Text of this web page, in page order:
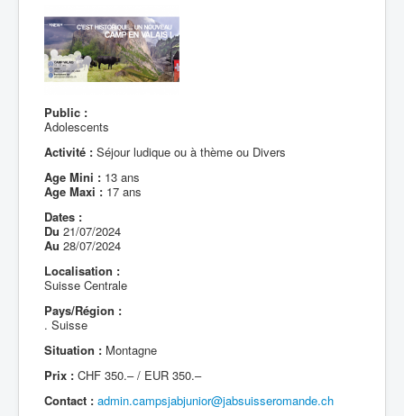
Public :
Adolescents
Activité : Séjour ludique ou à thème ou Divers
Age Mini : 13 ans
Age Maxi : 17 ans
Dates :
Du 21/07/2024
Au 28/07/2024
Localisation :
Suisse Centrale
Pays/Région :
. Suisse
Situation : Montagne
Prix : CHF 350.– / EUR 350.–
Contact : admin.campsjabjunior@jabsuisseromande.ch